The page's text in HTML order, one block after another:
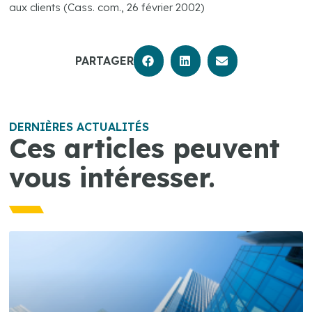
aux clients (Cass. com., 26 février 2002)
PARTAGER
DERNIÈRES ACTUALITÉS
Ces articles peuvent
vous intéresser.